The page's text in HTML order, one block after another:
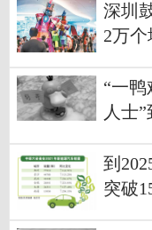
深圳
2万
“一鸭
人士
到
突破